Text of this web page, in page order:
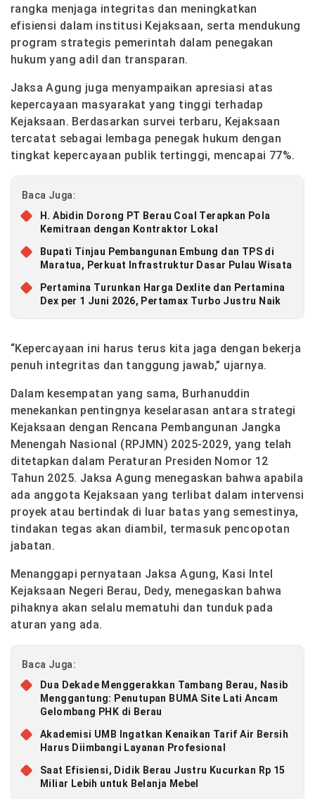
rangka menjaga integritas dan meningkatkan
efisiensi dalam institusi Kejaksaan, serta mendukung
program strategis pemerintah dalam penegakan
hukum yang adil dan transparan.
Jaksa Agung juga menyampaikan apresiasi atas
kepercayaan masyarakat yang tinggi terhadap
Kejaksaan. Berdasarkan survei terbaru, Kejaksaan
tercatat sebagai lembaga penegak hukum dengan
tingkat kepercayaan publik tertinggi, mencapai 77%.
Baca Juga:
H. Abidin Dorong PT Berau Coal Terapkan Pola
Kemitraan dengan Kontraktor Lokal
Bupati Tinjau Pembangunan Embung dan TPS di
Maratua, Perkuat Infrastruktur Dasar Pulau Wisata
Pertamina Turunkan Harga Dexlite dan Pertamina
Dex per 1 Juni 2026, Pertamax Turbo Justru Naik
“Kepercayaan ini harus terus kita jaga dengan bekerja
penuh integritas dan tanggung jawab,” ujarnya.
Dalam kesempatan yang sama, Burhanuddin
menekankan pentingnya keselarasan antara strategi
Kejaksaan dengan Rencana Pembangunan Jangka
Menengah Nasional (RPJMN) 2025-2029, yang telah
ditetapkan dalam Peraturan Presiden Nomor 12
Tahun 2025. Jaksa Agung menegaskan bahwa apabila
ada anggota Kejaksaan yang terlibat dalam intervensi
proyek atau bertindak di luar batas yang semestinya,
tindakan tegas akan diambil, termasuk pencopotan
jabatan.
Menanggapi pernyataan Jaksa Agung, Kasi Intel
Kejaksaan Negeri Berau, Dedy, menegaskan bahwa
pihaknya akan selalu mematuhi dan tunduk pada
aturan yang ada.
Baca Juga:
Dua Dekade Menggerakkan Tambang Berau, Nasib
Menggantung: Penutupan BUMA Site Lati Ancam
Gelombang PHK di Berau
Akademisi UMB Ingatkan Kenaikan Tarif Air Bersih
Harus Diimbangi Layanan Profesional
Saat Efisiensi, Didik Berau Justru Kucurkan Rp 15
Miliar Lebih untuk Belanja Mebel